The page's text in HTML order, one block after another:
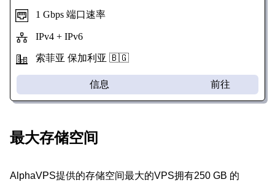
1 Gbps 端口速率
IPv4 + IPv6
索菲亚 保加利亚 🇧🇬
信息 前往
最大存储空间
AlphaVPS提供的存储空间最大的VPS拥有250 GB 的